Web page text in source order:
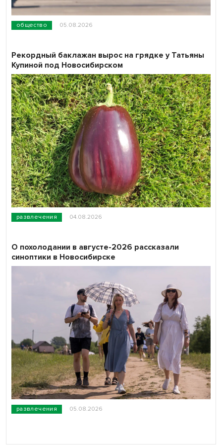
общество 05.08.2026
развлечения 04.08.2026
Рекордный баклажан вырос на грядке у Татьяны
Купиной под Новосибирском
развлечения 05.08.2026
О похолодании в августе-2026 рассказали
синоптики в Новосибирске